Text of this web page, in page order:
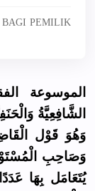
BAGI PEMILIK
الشَّافِعِيَّةُ
وَهُوَ قَوْل
وَصَاحِبِ
يُتَعَامَل بِهَا